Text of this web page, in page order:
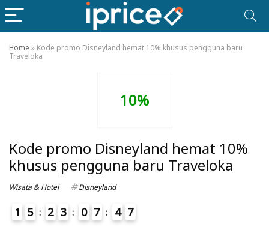
Home » Kode promo Disneyland hemat 10% khusus pengguna baru
Traveloka
10%
Kode promo Disneyland hemat 10%
khusus pengguna baru Traveloka
Wisata & Hotel Disneyland
1 5 2 3 0 7 4 7